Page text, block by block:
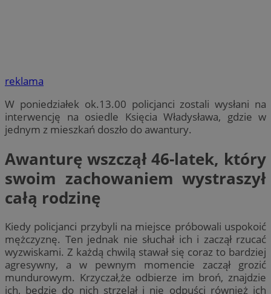
reklama
W poniedziałek ok.13.00 policjanci zostali wysłani na
interwencję na osiedle Księcia Władysława, gdzie w
jednym z mieszkań doszło do awantury.
Awanturę wszczął 46-latek, który
swoim zachowaniem wystraszył
całą rodzinę
Kiedy policjanci przybyli na miejsce próbowali uspokoić
mężczyznę. Ten jednak nie słuchał ich i zaczął rzucać
wyzwiskami. Z każdą chwilą stawał się coraz to bardziej
agresywny, a w pewnym momencie zaczął grozić
mundurowym. Krzyczał,że odbierze im broń, znajdzie
ich, będzie do nich strzelał i nie odpuści również ich